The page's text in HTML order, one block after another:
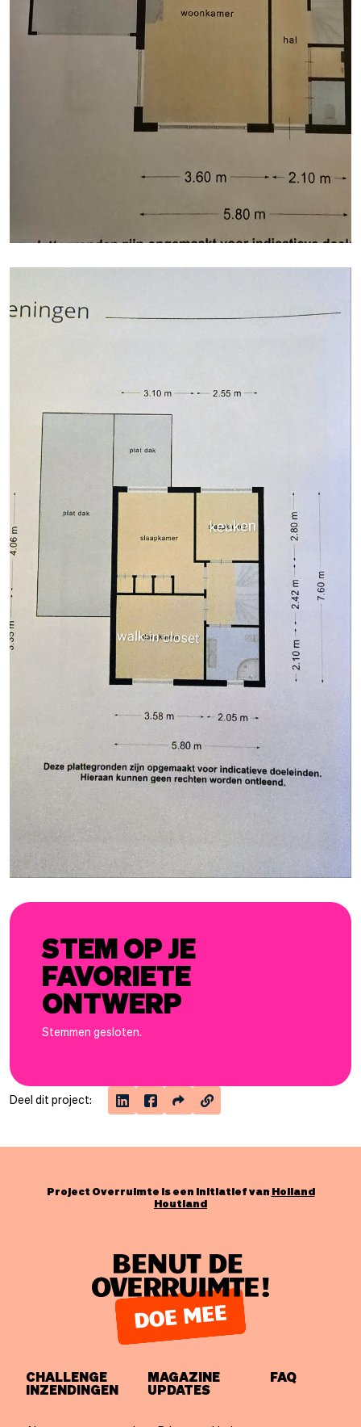
STEM OP JE
FAVORIETE
ONTWERP
Stemmen gesloten.
Deel dit project:
Project Overruimte is een initiatief van Holland
Houtland
CHALLENGE
INZENDINGEN
MAGAZINE
UPDATES
FAQ